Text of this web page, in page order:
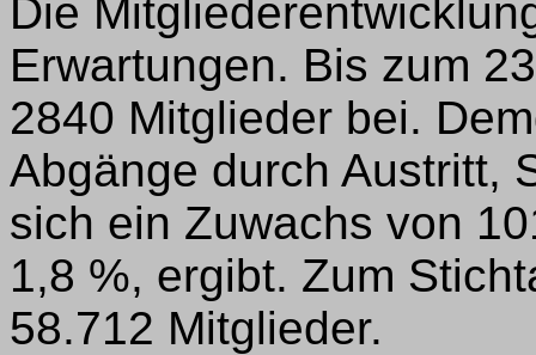
Die
Erwartungen. Bis zum
2840 Mitglieder bei.
Abgänge durch Austritt,
sich ein Zuwachs von
1,8 %, ergibt. Zum
58.712 Mitglieder.